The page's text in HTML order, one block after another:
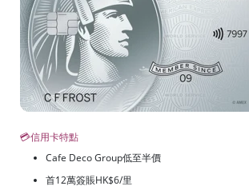
💳信用卡特點
Cafe Deco Group低至半價
首12萬簽賬HK$6/里